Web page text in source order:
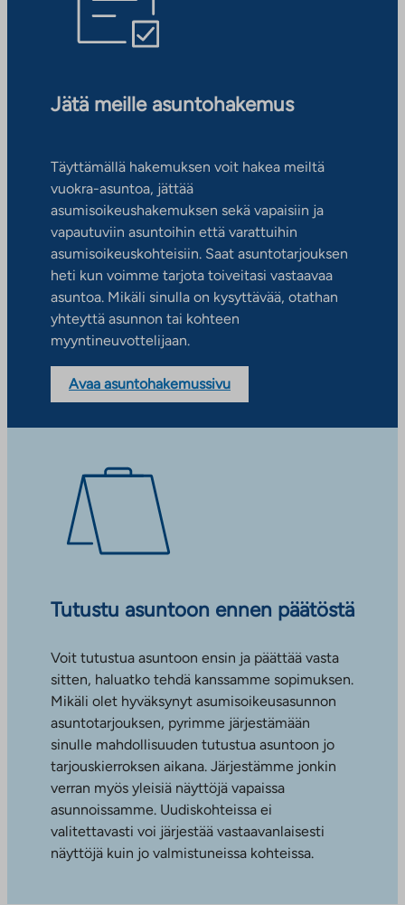
Jätä meille asuntohakemus
Täyttämällä hakemuksen voit hakea meiltä
vuokra-asuntoa, jättää
asumisoikeushakemuksen sekä vapaisiin ja
vapautuviin asuntoihin että varattuihin
asumisoikeuskohteisiin. Saat asuntotarjouksen
heti kun voimme tarjota toiveitasi vastaavaa
asuntoa. Mikäli sinulla on kysyttävää, otathan
yhteyttä asunnon tai kohteen
myyntineuvottelijaan.
Avaa asuntohakemussivu
Tutustu asuntoon ennen päätöstä
Voit tutustua asuntoon ensin ja päättää vasta
sitten, haluatko tehdä kanssamme sopimuksen.
Mikäli olet hyväksynyt asumisoikeusasunnon
asuntotarjouksen, pyrimme järjestämään
sinulle mahdollisuuden tutustua asuntoon jo
tarjouskierroksen aikana. Järjestämme jonkin
verran myös yleisiä näyttöjä vapaissa
asunnoissamme. Uudiskohteissa ei
valitettavasti voi järjestää vastaavanlaisesti
näyttöjä kuin jo valmistuneissa kohteissa.